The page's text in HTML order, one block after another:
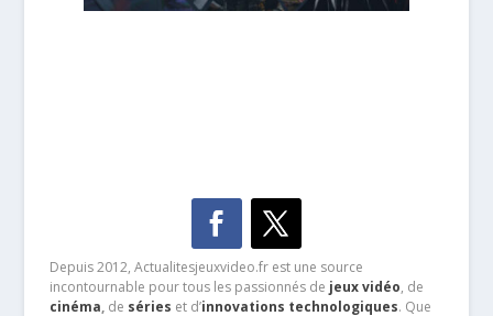
Depuis 2012, Actualitesjeuxvideo.fr est une source
incontournable pour tous les passionnés de jeux vidéo, de
cinéma,de séries et d’innovations technologiques. Que